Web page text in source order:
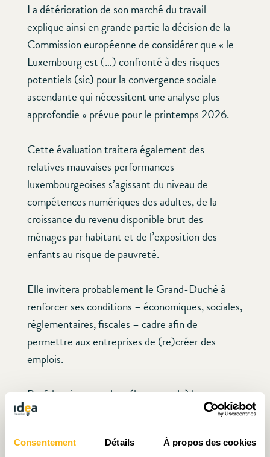
Consentement Détails À propos des cookies
La détérioration de son marché du travail
explique ainsi en grande partie la décision de la
Commission européenne de considérer que « le
Luxembourg est (…) confronté à des risques
potentiels (sic) pour la convergence sociale
ascendante qui nécessitent une analyse plus
approfondie » prévue pour le printemps 2026.
Cette évaluation traitera également des
relatives mauvaises performances
luxembourgeoises s’agissant du niveau de
compétences numériques des adultes, de la
croissance du revenu disponible brut des
ménages par habitant et de l’exposition des
enfants au risque de pauvreté.
Elle invitera probablement le Grand-Duché à
renforcer ses conditions – économiques, sociales,
réglementaires, fiscales – cadre afin de
permettre aux entreprises de (re)créer des
emplois.
Bref, le mieux est dans (le retour de) la
croissance … riche en emplois de qualité.